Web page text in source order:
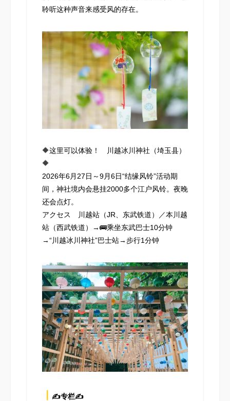
聆听这种声音来感受风的存在。
🔶这里可以体验！ 川越冰川神社（埼玉县）
🔶
2026年6月27日～9月6日“结缘风铃”活动期
间，神社境内会悬挂2000多个江户风铃。夜晚
还会点灯。
アクセス 川越站（JR、东武铁道）／本川越
站（西武铁道）→🚌乘坐东武巴士10分钟
→“川越冰川神社”巴士站→步行1分钟
✍️专栏✍️